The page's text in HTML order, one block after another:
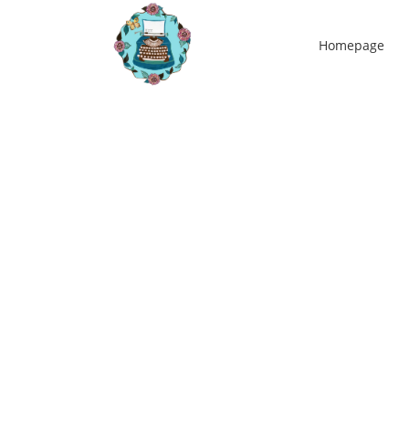
Homepage